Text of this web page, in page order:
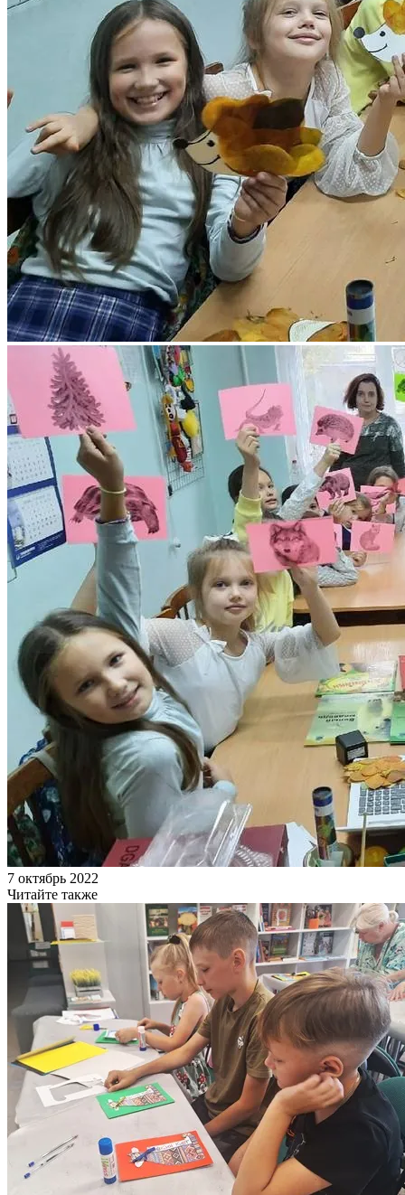
7 октябрь 2022
Читайте также